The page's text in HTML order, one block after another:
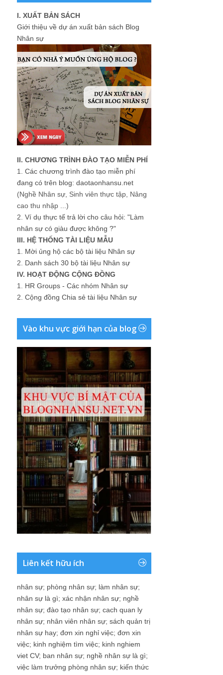
I. XUẤT BẢN SÁCH
Giới thiệu về dự án xuất bản sách Blog
Nhân sự
II. CHƯƠNG TRÌNH ĐÀO TẠO MIỄN PHÍ
1. Các chương trình đào tạo miễn phí
đang có trên blog: daotaonhansu.net
(Nghề Nhân sự, Sinh viên thực tập, Nâng
cao thu nhập ...)
2. Ví dụ thực tế trả lời cho câu hỏi: "Làm
nhân sự có giàu được không ?"
III. HỆ THỐNG TÀI LIỆU MẪU
1. Mời ủng hộ các bộ tài liệu Nhân sự
2. Danh sách 30 bộ tài liệu Nhân sự
IV. HOẠT ĐỘNG CỘNG ĐỒNG
1. HR Groups - Các nhóm Nhân sự
2. Cộng đồng Chia sẻ tài liệu Nhân sự
Vào khu vực giới hạn của blog
Liên kết hữu ích
nhân sự; phòng nhân sự; làm nhân sự;
nhân sự là gì; xác nhận nhân sự; nghề
nhân sự; đào tạo nhân sự; cach quan ly
nhân sự; nhân viên nhân sự; sách quản trị
nhân sự hay; đơn xin nghỉ việc; đơn xin
việc; kinh nghiệm tìm việc; kinh nghiem
viet CV; ban nhân sự; nghề nhân sự là gì;
việc làm trưởng phòng nhân sự; kiến thức